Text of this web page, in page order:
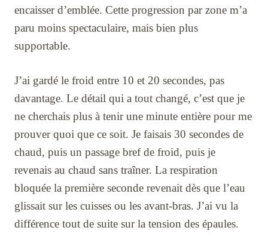
encaisser d’emblée. Cette progression par zone m’a
paru moins spectaculaire, mais bien plus
supportable.
J’ai gardé le froid entre 10 et 20 secondes, pas
davantage. Le détail qui a tout changé, c’est que je
ne cherchais plus à tenir une minute entière pour me
prouver quoi que ce soit. Je faisais 30 secondes de
chaud, puis un passage bref de froid, puis je
revenais au chaud sans traîner. La respiration
bloquée la première seconde revenait dès que l’eau
glissait sur les cuisses ou les avant-bras. J’ai vu la
différence tout de suite sur la tension des épaules.